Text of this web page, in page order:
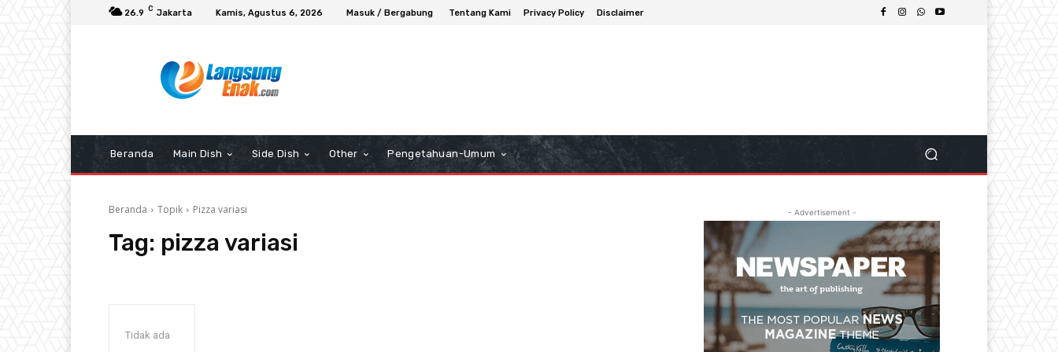
26.9 C Jakarta Kamis, Agustus 6, 2026 Masuk / Bergabung Tentang Kami Privacy Policy Disclaimer
Beranda Main Dish Side Dish Other Pengetahuan-Umum
Beranda Topik Pizza variasi
Tag: pizza variasi
Tidak ada
- Advertisement -